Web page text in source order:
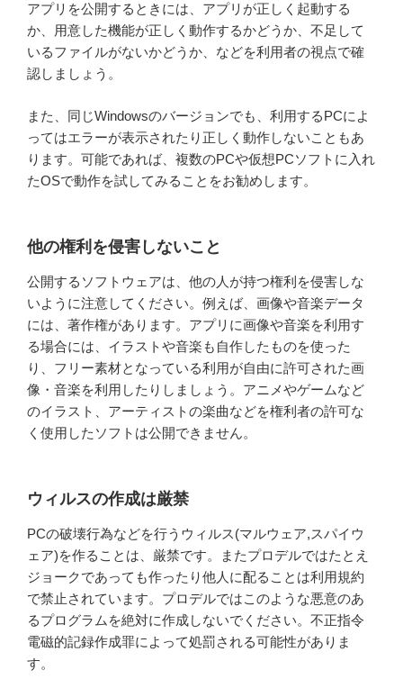
アプリを公開するときには、アプリが正しく起動する
か、用意した機能が正しく動作するかどうか、不足して
いるファイルがないかどうか、などを利用者の視点で確
認しましょう。
また、同じWindowsのバージョンでも、利用するPCによ
ってはエラーが表示されたり正しく動作しないこともあ
ります。可能であれば、複数のPCや仮想PCソフトに入れ
たOSで動作を試してみることをお勧めします。
他の権利を侵害しないこと
公開するソフトウェアは、他の人が持つ権利を侵害しな
いように注意してください。例えば、画像や音楽データ
には、著作権があります。アプリに画像や音楽を利用す
る場合には、イラストや音楽も自作したものを使った
り、フリー素材となっている利用が自由に許可された画
像・音楽を利用したりしましょう。アニメやゲームなど
のイラスト、アーティストの楽曲などを権利者の許可な
く使用したソフトは公開できません。
ウィルスの作成は厳禁
PCの破壊行為などを行うウィルス(マルウェア,スパイウ
ェア)を作ることは、厳禁です。またプロデルではたとえ
ジョークであっても作ったり他人に配ることは利用規約
で禁止されています。プロデルではこのような悪意のあ
るプログラムを絶対に作成しないでください。不正指令
電磁的記録作成罪によって処罰される可能性がありま
す。